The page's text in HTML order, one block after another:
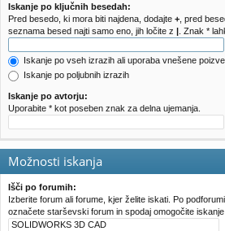
Iskanje po ključnih besedah:
Pred besedo, ki mora biti najdena, dodajte + , pred
seznama besed najti samo eno, jih ločite z | . Znak *
Iskanje po vseh izrazih ali uporaba vnešene
Iskanje po poljubnih izrazih
Iskanje po avtorju:
Uporabite * kot poseben znak za delna ujemanja.
Možnosti iskanja
Išči po forumih:
Izberite forum ali forume, kjer želite iskati. Po
označete starševski forum in spodaj omogočite iskanje